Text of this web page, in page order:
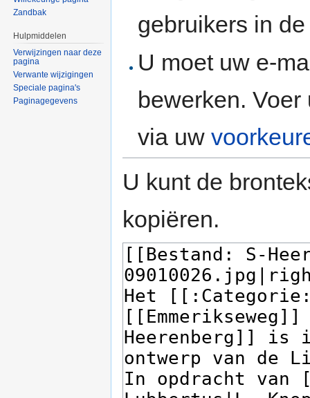
gebruikers in
U moet uw e-
bewerken.
via uw
U kunt de
kopiëren.
Zandbak
Hulpmiddelen
Verwijzingen naar deze
pagina
Verwante wijzigingen
Speciale pagina's
Paginagegevens